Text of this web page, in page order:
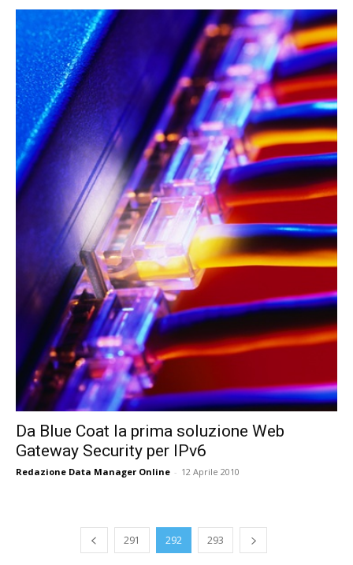
Da Blue Coat la prima soluzione Web
Gateway Security per IPv6
Redazione Data Manager Online - 12 Aprile 2010
291 292 293